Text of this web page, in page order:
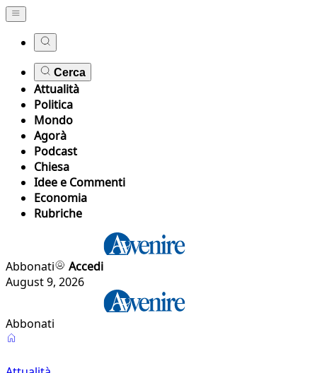
Cerca
Attualità
Politica
Mondo
Agorà
Podcast
Chiesa
Idee e Commenti
Economia
Rubriche
Abbonati
Accedi
August 9, 2026
Abbonati